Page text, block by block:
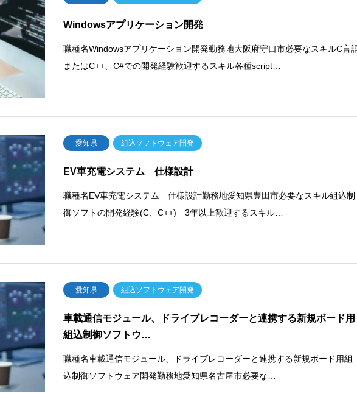
Windowsアプリケーション開発
職種名Windowsアプリケーション開発勤務地大阪府守口市必要なスキルC言
またはC++、C#での開発経験歓迎するスキル各種script…
愛知県 組込ソフトウェア開発
EV車充電システム 仕様設計
職種名EV車充電システム 仕様設計勤務地愛知県豊田市必要なスキル組込制
御ソフトの開発経験(C、C++) 3年以上歓迎するスキル…
愛知県 組込ソフトウェア開発
車載通信モジュール、ドライブレコーダーと連携する新規ボード用
組込制御ソフトウ…
職種名車載通信モジュール、ドライブレコーダーと連携する新規ボード用組
込制御ソフトウェア開発勤務地愛知県名古屋市必要な…